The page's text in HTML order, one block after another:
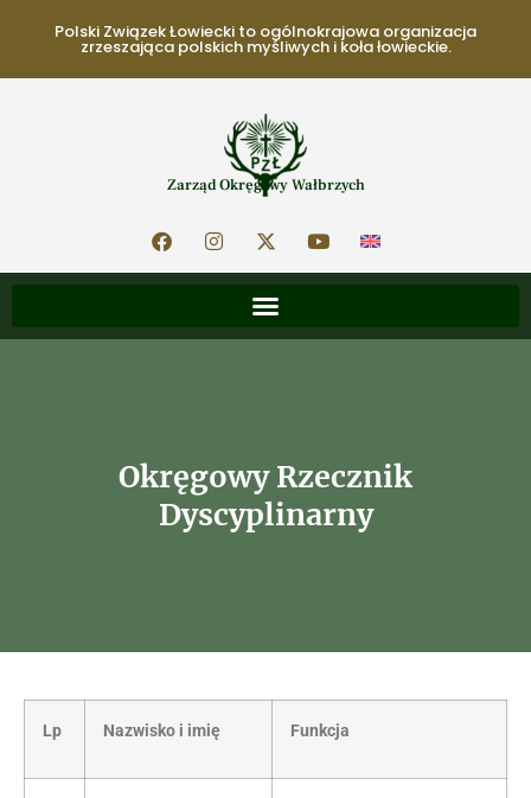
Polski Związek Łowiecki to ogólnokrajowa organizacja
zrzeszająca polskich myśliwych i koła łowieckie.
Zarząd Okręgowy Wałbrzych
Okręgowy Rzecznik
Dyscyplinarny
Lp Nazwisko i imię Funkcja